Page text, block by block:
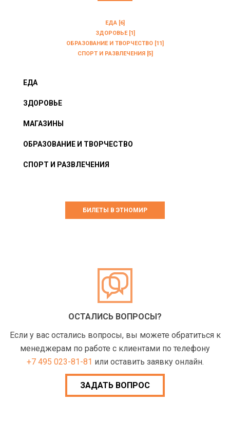
ЕДА [6]
ЗДОРОВЬЕ [1]
ОБРАЗОВАНИЕ И ТВОРЧЕСТВО [11]
СПОРТ И РАЗВЛЕЧЕНИЯ [5]
ЕДА
ЗДОРОВЬЕ
МАГАЗИНЫ
ОБРАЗОВАНИЕ И ТВОРЧЕСТВО
СПОРТ И РАЗВЛЕЧЕНИЯ
БИЛЕТЫ В ЭТНОМИР
ОСТАЛИСЬ ВОПРОСЫ?
Если у вас остались вопросы, вы можете обратиться к
менеджерам по работе с клиентами по телефону
+7 495 023-81-81 или оставить заявку онлайн.
ЗАДАТЬ ВОПРОС